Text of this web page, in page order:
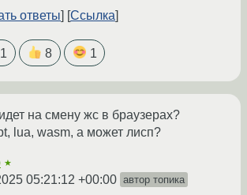
ответы
Ссылка
1 8 1
на смену жс в браузерах?
lua, wasm, а может лисп?
★
05:21:12 +00:00 автор топика